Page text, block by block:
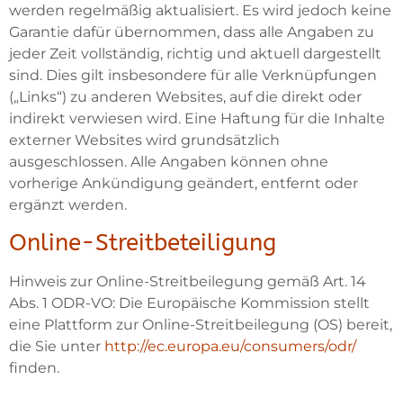
werden regelmäßig aktualisiert. Es wird jedoch keine
Garantie dafür übernommen, dass alle Angaben zu
jeder Zeit vollständig, richtig und aktuell dargestellt
sind. Dies gilt insbesondere für alle Verknüpfungen
(„Links“) zu anderen Websites, auf die direkt oder
indirekt verwiesen wird. Eine Haftung für die Inhalte
externer Websites wird grundsätzlich
ausgeschlossen. Alle Angaben können ohne
vorherige Ankündigung geändert, entfernt oder
ergänzt werden.
Online-Streitbeteiligung
Hinweis zur Online-Streitbeilegung gemäß Art. 14
Abs. 1 ODR-VO: Die Europäische Kommission stellt
eine Plattform zur Online-Streitbeilegung (OS) bereit,
die Sie unter http://ec.europa.eu/consumers/odr/
finden.